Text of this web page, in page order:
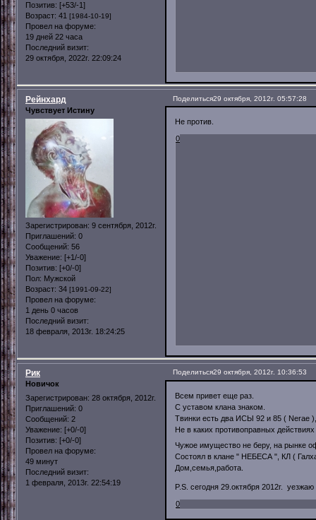
Позитив: [+53/-1]
Возраст: 41 [1984-10-19]
Провел на форуме:
19 дней 22 часа
Последний визит:
29 октября, 2022г. 22:09:24
Поделиться29 октября, 2012г. 05:57:28
Рейнхард
Чувствует Истину
Зарегистрирован: 9 сентября, 2012г.
Приглашений: 0
Сообщений: 56
Уважение: [+1/-0]
Позитив: [+0/-0]
Пол: Мужской
Возраст: 34 [1991-09-22]
Провел на форуме:
1 день 0 часов
Последний визит:
18 февраля, 2013г. 18:24:25
Не против.
0
Поделиться29 октября, 2012г. 10:36:53
Рик
Новичок
Зарегистрирован: 28 октября, 2012г.
Приглашений: 0
Сообщений: 2
Уважение: [+0/-0]
Позитив: [+0/-0]
Провел на форуме:
49 минут
Последний визит:
1 февраля, 2013г. 22:54:19
Всем привет еще раз.
С уставом клана знаком.
Твинки есть два ИСЫ 92 и 85 ( Nerae
Не в каких противоправных
Чужое имущество не беру, на рынке
Состоял в клане " НЕБЕСА ", КЛ (
Дом,семья,работа.
P.S. сегодня 29.октября 2012г.
0